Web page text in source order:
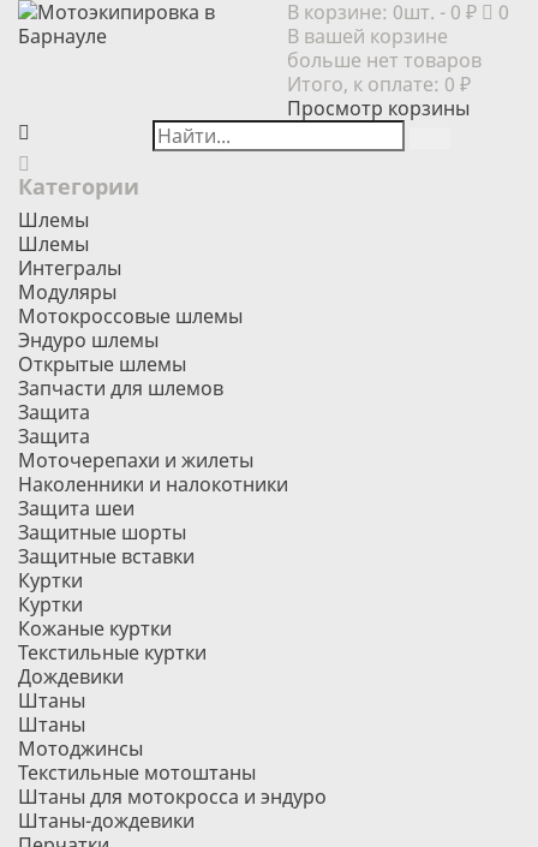
В корзине: 0шт. - 0 ₽
0
В вашей корзине
больше нет товаров
Итого, к оплате: 0 ₽
Просмотр корзины
Категории
Шлемы
Шлемы
Интегралы
Модуляры
Мотокроссовые шлемы
Эндуро шлемы
Открытые шлемы
Запчасти для шлемов
Защита
Защита
Моточерепахи и жилеты
Наколенники и налокотники
Защита шеи
Защитные шорты
Защитные вставки
Куртки
Куртки
Кожаные куртки
Текстильные куртки
Дождевики
Штаны
Штаны
Мотоджинсы
Текстильные мотоштаны
Штаны для мотокросса и эндуро
Штаны-дождевики